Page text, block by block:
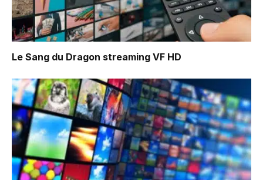
Le Sang du Dragon streaming VF HD